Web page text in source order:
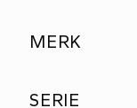
MERK
SERIE